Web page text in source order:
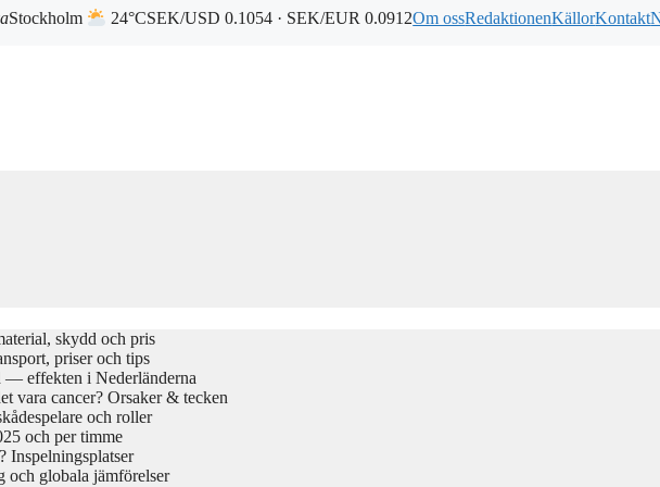
Stockholm 24°CSEK/USD 0.1054 · SEK/EUR 0.0912Om ossRedaktionenKällorKontakt
skydd och pris
priser och tips
— effekten i Nederländerna
vara cancer? Orsaker & tecken
och roller
och per timme
Inspelningsplatser
och globala jämförelser